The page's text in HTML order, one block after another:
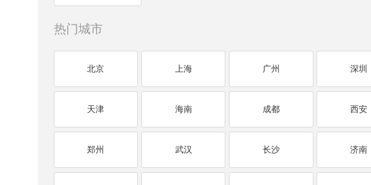
热门城市
北京 上海 广州 深圳
天津 海南 成都 西安
郑州 武汉 长沙 济南